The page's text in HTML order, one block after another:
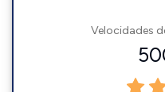
Velocidades